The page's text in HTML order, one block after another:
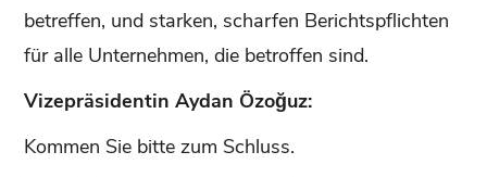
betreffen, und starken, scharfen Berichtspflichten
für alle Unternehmen, die betroffen sind.
Vizepräsidentin Aydan Özoğuz:
Kommen Sie bitte zum Schluss.